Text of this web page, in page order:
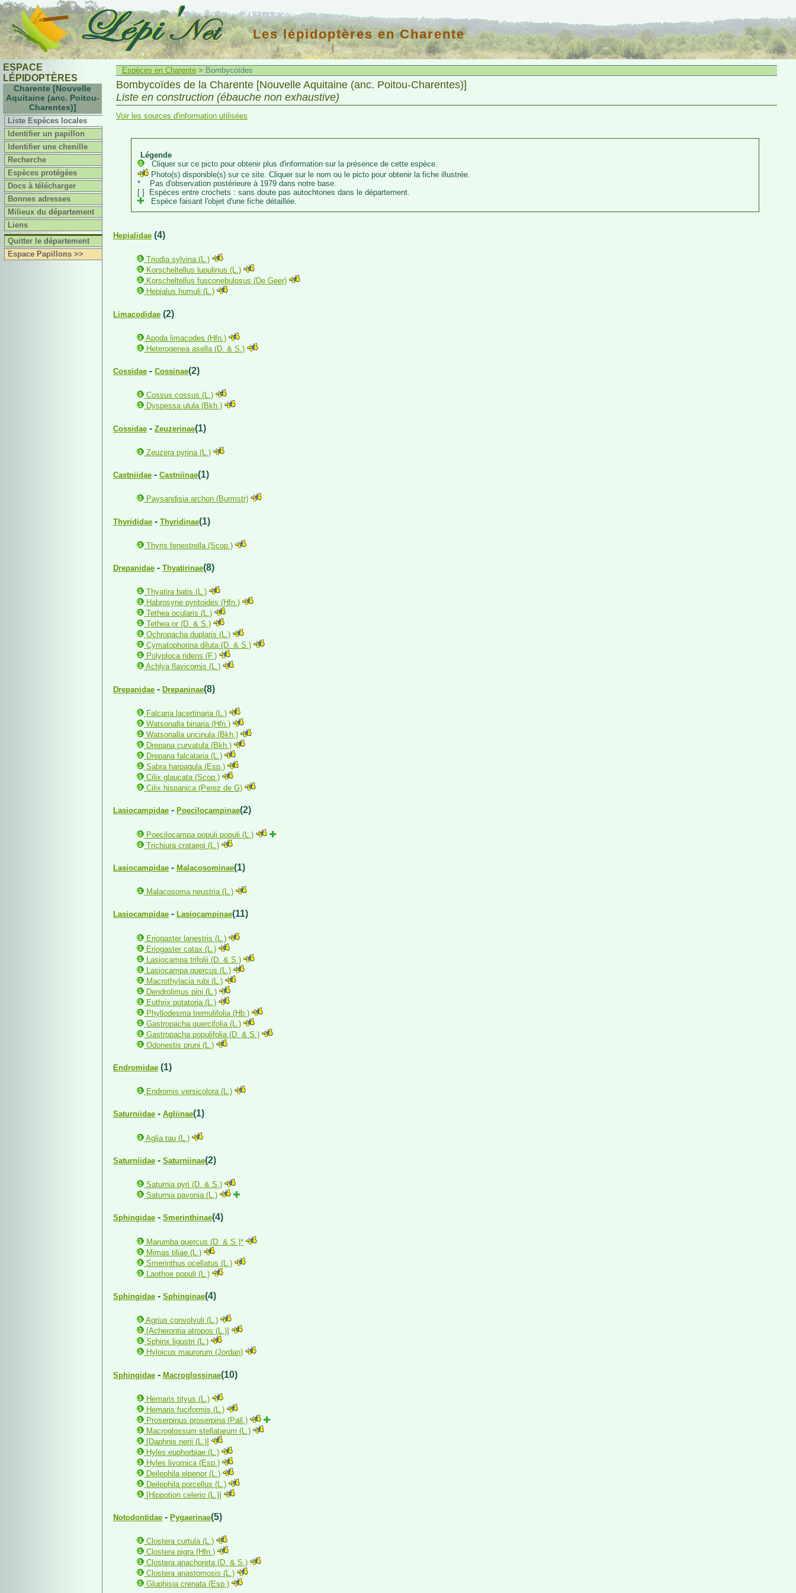
ESPACE
LÉPIDOPTÈRES
Charente [Nouvelle
Aquitaine (anc. Poitou-
Charentes)]
Liste Espèces locales
Identifier un papillon
Identifier une chenille
Recherche
Espèces protégées
Docs à télécharger
Bonnes adresses
Milieux du département
Liens
Quitter le département
Espace Papillons >>
Les lépidoptères en Charente
Espèces en Charente > Bombycoïdes
Bombycoïdes de la Charente [Nouvelle Aquitaine (anc. Poitou-Charentes)]
Liste en construction (ébauche non exhaustive)
Voir les sources d'information utilisées
Légende
Cliquer sur ce picto pour obtenir plus d'information sur la présence de cette espèce.
Photo(s) disponible(s) sur ce site. Cliquer sur le nom ou le picto pour obtenir la fiche illustrée.
* Pas d'observation postérieure à 1979 dans notre base.
[ ] Espèces entre crochets : sans doute pas autochtones dans le département.
Espèce faisant l'objet d'une fiche détaillée.
Hepialidae (4)
Triodia sylvina (L.)
Korscheltellus lupulinus (L.)
Korscheltellus fusconebulosus (De Geer)
Hepialus humuli (L.)
Limacodidae (2)
Apoda limacodes (Hfn.)
Heterogenea asella (D. & S.)
Cossidae - Cossinae(2)
Cossus cossus (L.)
Dyspessa ulula (Bkh.)
Cossidae - Zeuzerinae(1)
Zeuzera pyrina (L.)
Castniidae - Castniinae(1)
Paysandisia archon (Burmstr)
Thyrididae - Thyridinae(1)
Thyris fenestrella (Scop.)
Drepanidae - Thyatirinae(8)
Thyatira batis (L.)
Habrosyne pyritoides (Hfn.)
Tethea ocularis (L.)
Tethea or (D. & S.)
Ochropacha duplaris (L.)
Cymatophorina diluta (D. & S.)
Polyploca ridens (F.)
Achlya flavicornis (L.)
Drepanidae - Drepaninae(8)
Falcaria lacertinaria (L.)
Watsonalla binaria (Hfn.)
Watsonalla uncinula (Bkh.)
Drepana curvatula (Bkh.)
Drepana falcataria (L.)
Sabra harpagula (Esp.)
Cilix glaucata (Scop.)
Cilix hispanica (Perez de G)
Lasiocampidae - Poecilocampinae(2)
Poecilocampa populi populi (L.)
Trichiura crataegi (L.)
Lasiocampidae - Malacosominae(1)
Malacosoma neustria (L.)
Lasiocampidae - Lasiocampinae(11)
Eriogaster lanestris (L.)
Eriogaster catax (L.)
Lasiocampa trifolii (D. & S.)
Lasiocampa quercus (L.)
Macrothylacia rubi (L.)
Dendrolimus pini (L.)
Euthrix potatoria (L.)
Phyllodesma tremulifolia (Hb.)
Gastropacha quercifolia (L.)
Gastropacha populifolia (D. & S.)
Odonestis pruni (L.)
Endromidae (1)
Endromis versicolora (L.)
Saturniidae - Agliinae(1)
Aglia tau (L.)
Saturniidae - Saturniinae(2)
Saturnia pyri (D. & S.)
Saturnia pavonia (L.)
Sphingidae - Smerinthinae(4)
Marumba quercus (D. & S.)*
Mimas tiliae (L.)
Smerinthus ocellatus (L.)
Laothoe populi (L.)
Sphingidae - Sphinginae(4)
Agrius convolvuli (L.)
[Acherontia atropos (L.)]
Sphinx ligustri (L.)
Hyloicus maurorum (Jordan)
Sphingidae - Macroglossinae(10)
Hemaris tityus (L.)
Hemaris fuciformis (L.)
Proserpinus proserpina (Pall.)
Macroglossum stellatarum (L.)
[Daphnis nerii (L.)]
Hyles euphorbiae (L.)
Hyles livornica (Esp.)
Deilephila elpenor (L.)
Deilephila porcellus (L.)
[Hippotion celerio (L.)]
Notodontidae - Pygaerinae(5)
Clostera curtula (L.)
Clostera pigra (Hfn.)
Clostera anachoreta (D. & S.)
Clostera anastomosis (L.)
Gluphisia crenata (Esp.)